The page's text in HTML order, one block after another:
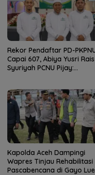
Rekor Pendaftar PD-
Capai 607, Abiya Yusri Rais
Syuriyah PCNU Pijay:
Kapolda Aceh Dampingi
Wapres Tinjau Rehabilitasi
Pascabencana di Gayo